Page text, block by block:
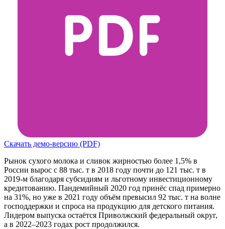
Скачать демо-версию (PDF)
Рынок сухого молока и сливок жирностью более 1,5% в
России вырос с 88 тыс. т в 2018 году почти до 121 тыс. т в
2019-м благодаря субсидиям и льготному инвестиционному
кредитованию. Пандемийный 2020 год принёс спад примерно
на 31%, но уже в 2021 году объём превысил 92 тыс. т на волне
господдержки и спроса на продукцию для детского питания.
Лидером выпуска остаётся Приволжский федеральный округ,
а в 2022–2023 годах рост продолжился.